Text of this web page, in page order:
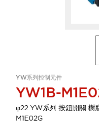
YW系列控制元件
YW1B-
φ22 YW系列 按鈕開關
M1E02G